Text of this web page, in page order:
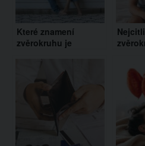
Které znamení
zvěrokruhu je